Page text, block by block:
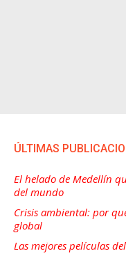
ÚLTIMAS
El helado de Medellín
del mundo
Crisis ambiental: por
global
Las mejores películas